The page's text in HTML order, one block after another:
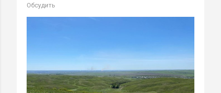
Обсудить